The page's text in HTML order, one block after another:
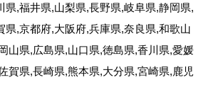
県,福井県,山梨県,長野県,岐阜県,静岡県,
県,京都府,大阪府,兵庫県,奈良県,和歌山
山県,広島県,山口県,徳島県,香川県,愛媛
賀県,長崎県,熊本県,大分県,宮崎県,鹿児